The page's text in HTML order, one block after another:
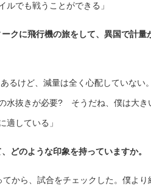
ルでも戦うことができる」
クに飛行機の旅をして、異国で計量
るけど、減量は全く心配していない
水抜きが必要? そうだね、僕は大き
適している」
どのような印象を持っていますか。
てから、試合をチェックした。僕よ